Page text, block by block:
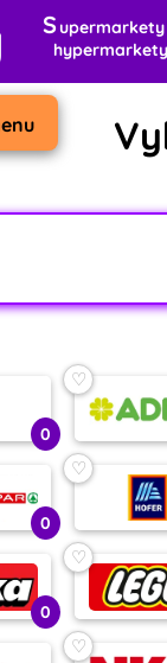
Supermarkety
hypermarkety
0
♡
0
♡
0
♡
♡